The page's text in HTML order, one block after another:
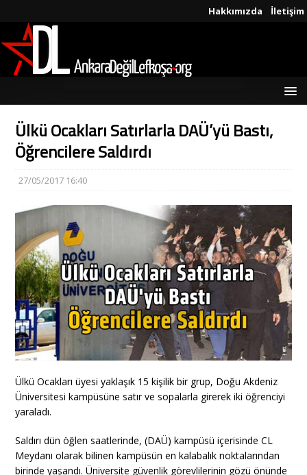
Hakkımızda İletişim
Ülkü Ocakları Satırlarla DAÜ’yü Bastı,
Öğrencilere Saldırdı
27/05/2017 16:40
Ülkü Ocakları üyesi yaklaşık 15 kişilik bir grup, Doğu Akdeniz
Üniversitesi kampüsüne satır ve sopalarla girerek iki öğrenciyi
yaraladı.
Saldırı dün öğlen saatlerinde, (DAÜ) kampüsü içerisinde CL
Meydanı olarak bilinen kampüsün en kalabalık noktalarından
birinde yaşandı. Üniversite güvenlik görevlilerinin gözü önünde